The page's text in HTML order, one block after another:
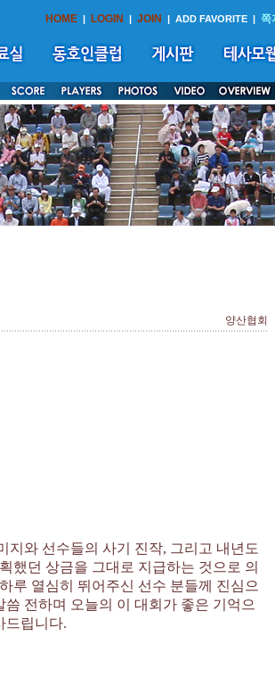
HOME | LOGIN | JOIN | ADD FAVORITE | 쪽
양산협회
지와 선수들의 사기 진작, 그리고 내년도
했던 상금을 그대로 지급하는 것으로 의
루 열심히 뛰어주신 선수 분들께 진심으
전하며 오늘의 이 대회가 좋은 기억으
드립니다.